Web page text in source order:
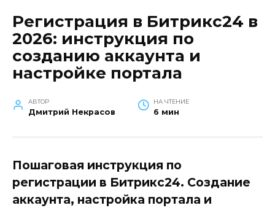
Регистрация в Битрикс24 в
2026: инструкция по
созданию аккаунта и
настройке портала
АВТОР
Дмитрий Некрасов
НА ЧТЕНИЕ
6 мин
Пошаговая инструкция по
регистрации в Битрикс24. Создание
аккаунта, настройка портала и